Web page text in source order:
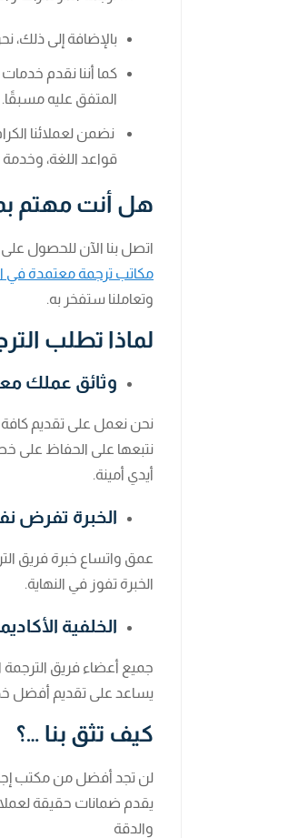
بالإضافة إلى ذلك،
كما أننا نقدم
المتفق عليه مسبقًا.
نضمن لعملائنا
قواعد اللغة، وخدمة
هل أنت مهتم
اتصل بنا الآن للحصول
مكاتب ترجمة معتمدة في
وتعاملنا ستفخر به.
لماذا تطلب
وثائق عملك
نتبعها على الحفاظ على
أيدي أمينة.
الخبرة تفرض
عمق واتساع خبرة فريق
الخبرة تفوز في النهاية.
الخلفية
جميع أعضاء فريق الترجمة
يساعد على تقديم أفضل
كيف تثق بنا …؟
لن تجد أفضل من مكتب
يقدم ضمانات حقيقة
والدقة